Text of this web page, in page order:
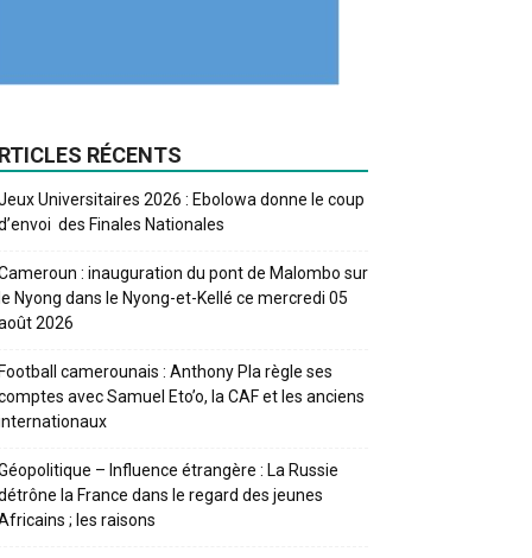
RÉCENTS
Universitaires 2026 : Ebolowa donne le coup
des Finales Nationales
: inauguration du pont de Malombo sur
Nyong dans le Nyong-et-Kellé ce mercredi 05
2026
camerounais : Anthony Pla règle ses
avec Samuel Eto’o, la CAF et les anciens
– Influence étrangère : La Russie
la France dans le regard des jeunes
; les raisons